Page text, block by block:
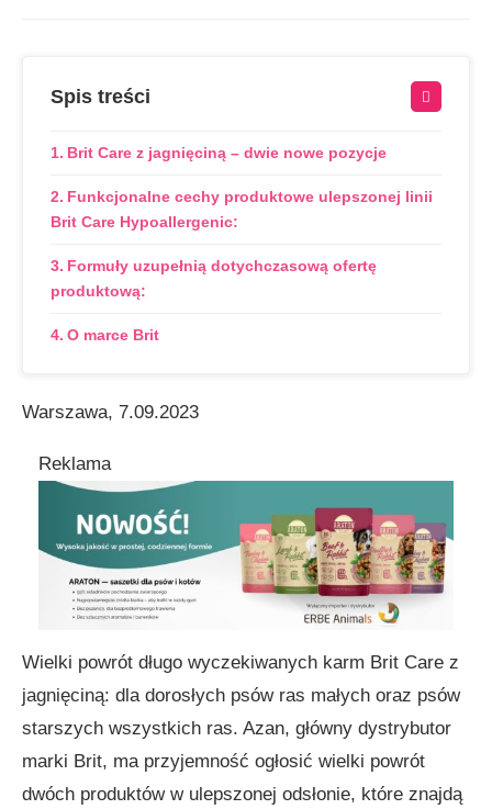
Spis treści
Brit Care z jagnięciną – dwie nowe pozycje
Funkcjonalne cechy produktowe ulepszonej linii
Brit Care Hypoallergenic:
Formuły uzupełnią dotychczasową ofertę
produktową:
O marce Brit
Warszawa, 7.09.2023
Reklama
Wielki powrót długo wyczekiwanych karm Brit Care z
jagnięciną: dla dorosłych psów ras małych oraz psów
starszych wszystkich ras. Azan, główny dystrybutor
marki Brit, ma przyjemność ogłosić wielki powrót
dwóch produktów w ulepszonej odsłonie, które znajdą